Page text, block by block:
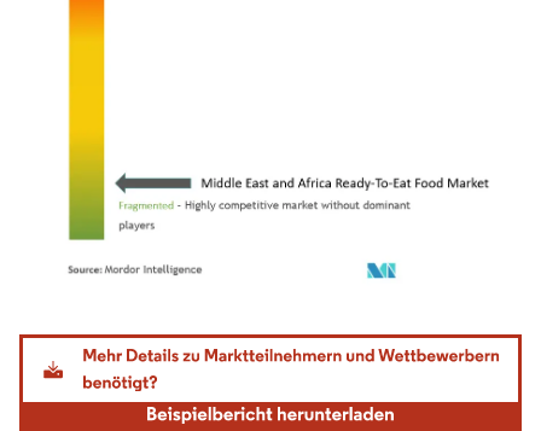
Bild © Mordor Intelligence. Wiederverwendung erfordert Namensnennung gemäß